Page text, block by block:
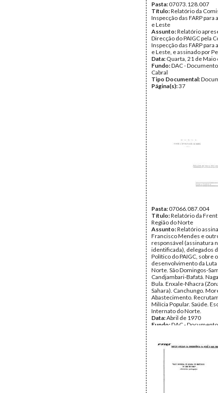
Pasta:07073.128.007
Título:Relatório da
Inspecção das FARP para
e Leste
Assunto:Relatório
Direcção do PAIGC pela
Inspecção das FARP para
e Leste, e assinado por
Data: Quarta, 21 de Maio
Fundo:DAC -
Cabral
Tipo Documental:
Página(s):37
Pasta:07066.087.004
Título:Relatório da
Região do Norte
Assunto:Relatório
Francisco Mendes e
responsável (assinatura
identificada), delegados
Político do PAIGC, sobre o
desenvolvimento da
Norte. São Domingos-
Candjambari-Bafatá.
Bula. Enxale-Nhacra
Sahara). Canchungo.
Abastecimento.
Milícia Popular. Saúde.
Internato do Norte.
Data:Abril de 1970
Fundo:DAC -
Página(s):15